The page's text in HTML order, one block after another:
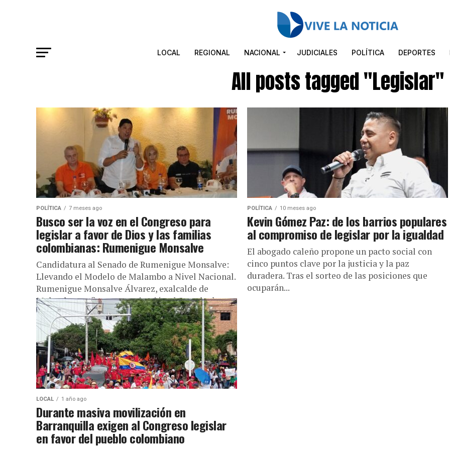
LOCAL REGIONAL NACIONAL JUDICIALES POLÍTICA DEPORTES
All posts tagged "Legislar"
POLÍTICA 7 meses ago
Busco ser la voz en el Congreso para
legislar a favor de Dios y las familias
colombianas: Rumenigue Monsalve
Candidatura al Senado de Rumenigue Monsalve:
Llevando el Modelo de Malambo a Nivel Nacional.
Rumenigue Monsalve Álvarez, exalcalde de
Malambo, reafirma su aspiración al Senado de...
POLÍTICA 10 meses ago
Kevin Gómez Paz: de los barrios populares
al compromiso de legislar por la igualdad
El abogado caleño propone un pacto social con
cinco puntos clave por la justicia y la paz
duradera. Tras el sorteo de las posiciones que
ocuparán...
LOCAL 1 año ago
Durante masiva movilización en
Barranquilla exigen al Congreso legislar
en favor del pueblo colombiano